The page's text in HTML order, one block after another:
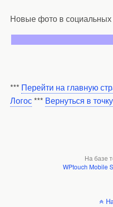
Новые фото в социальных
*** Перейти на главную
Логос *** Вернуться в
На базе
WPtouch Mobile